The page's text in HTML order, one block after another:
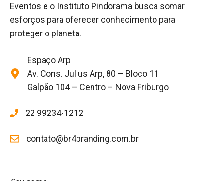
Eventos e o Instituto Pindorama busca somar
esforços para oferecer conhecimento para
proteger o planeta.
Espaço Arp
Av. Cons. Julius Arp, 80 – Bloco 11
Galpão 104 – Centro – Nova Friburgo
22 99234-1212
contato@br4branding.com.br